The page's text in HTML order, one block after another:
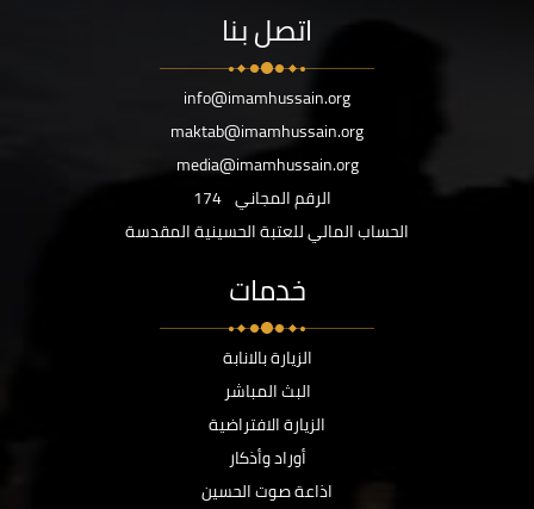
اتصل بنا
info@imamhussain.org
maktab@imamhussain.org
media@imamhussain.org
الرقم المجاني 174
الحساب المالي للعتبة الحسينية المقدسة
خدمات
الزيارة بالانابة
البث المباشر
الزيارة الافتراضية
أوراد وأذكار
اذاعة صوت الحسين